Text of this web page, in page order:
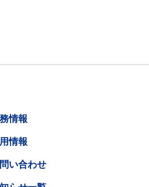
情報
情報
い合わせ